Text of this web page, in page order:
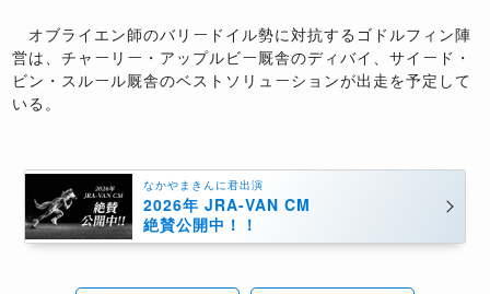
オブライエン師のバリードイル勢に対抗するゴドルフィン陣
営は、チャーリー・アップルビー厩舎のディバイ、サイード・
ビン・スルール厩舎のベストソリューションが出走を予定して
いる。
なかやまきんに君出演
2026年 JRA-VAN CM
絶賛公開中！！